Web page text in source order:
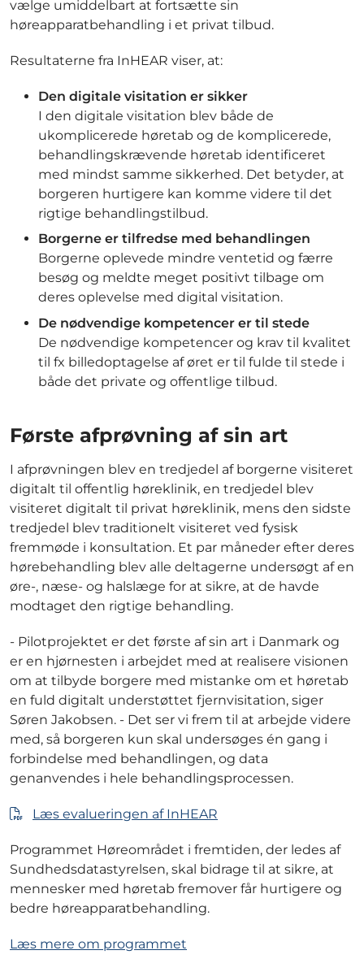
vælge umiddelbart at fortsætte sin
høreapparatbehandling i et privat tilbud.
Resultaterne fra InHEAR viser, at:
Den digitale visitation er sikker
I den digitale visitation blev både de
ukomplicerede høretab og de komplicerede,
behandlingskrævende høretab identificeret
med mindst samme sikkerhed. Det betyder, at
borgeren hurtigere kan komme videre til det
rigtige behandlingstilbud.
Borgerne er tilfredse med behandlingen
Borgerne oplevede mindre ventetid og færre
besøg og meldte meget positivt tilbage om
deres oplevelse med digital visitation.
De nødvendige kompetencer er til stede
De nødvendige kompetencer og krav til kvalitet
til fx billedoptagelse af øret er til fulde til stede i
både det private og offentlige tilbud.
Første afprøvning af sin art
I afprøvningen blev en tredjedel af borgerne visiteret
digitalt til offentlig høreklinik, en tredjedel blev
visiteret digitalt til privat høreklinik, mens den sidste
tredjedel blev traditionelt visiteret ved fysisk
fremmøde i konsultation. Et par måneder efter deres
hørebehandling blev alle deltagerne undersøgt af en
øre-, næse- og halslæge for at sikre, at de havde
modtaget den rigtige behandling.
- Pilotprojektet er det første af sin art i Danmark og
er en hjørnesten i arbejdet med at realisere visionen
om at tilbyde borgere med mistanke om et høretab
en fuld digitalt understøttet fjernvisitation, siger
Søren Jakobsen. - Det ser vi frem til at arbejde videre
med, så borgeren kun skal undersøges én gang i
forbindelse med behandlingen, og data
genanvendes i hele behandlingsprocessen.
Læs evalueringen af InHEAR
Programmet Høreområdet i fremtiden, der ledes af
Sundhedsdatastyrelsen, skal bidrage til at sikre, at
mennesker med høretab fremover får hurtigere og
bedre høreapparatbehandling.
Læs mere om programmet